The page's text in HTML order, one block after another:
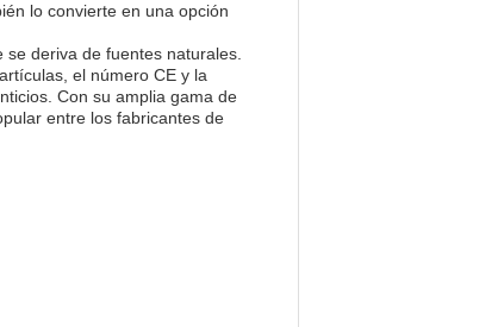
lo convierte en una opción
deriva de fuentes naturales.
el número CE y la
Con su amplia gama de
entre los fabricantes de